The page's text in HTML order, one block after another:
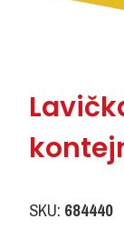
SKU: 684440